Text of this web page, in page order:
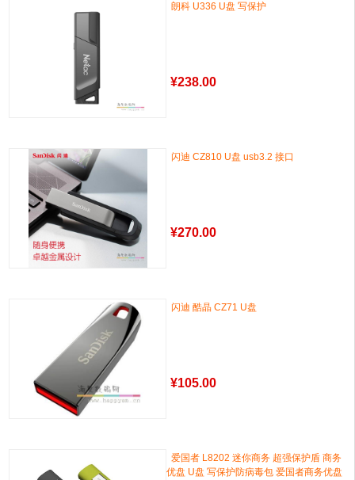
朗科 U336 U盘 写保护
¥238.00
闪迪 CZ810 U盘 usb3.2 接口
¥270.00
闪迪 酷晶 CZ71 U盘
¥105.00
爱国者 L8202 迷你商务 超强保护盾 商务
优盘 U盘 写保护防病毒包 爱国者商务优盘